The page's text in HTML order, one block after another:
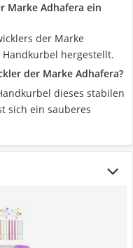
Marke Adhafera ein
der Marke
hergestellt.
der Marke Adhafera?
dieses stabilen
sich ein sauberes